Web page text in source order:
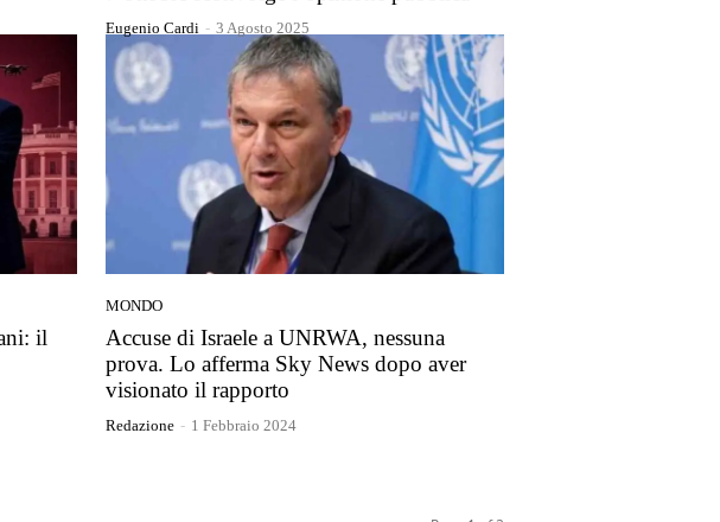
Eugenio Cardi - 3 Agosto 2025
il
MONDO
Accuse di Israele a UNRWA, nessuna
prova. Lo afferma Sky News dopo aver
visionato il rapporto
Redazione - 1 Febbraio 2024